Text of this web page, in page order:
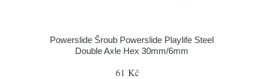
Powerslide Šroub Powerslide Playlife Steel
Double Axle Hex 30mm/6mm
61 Kč